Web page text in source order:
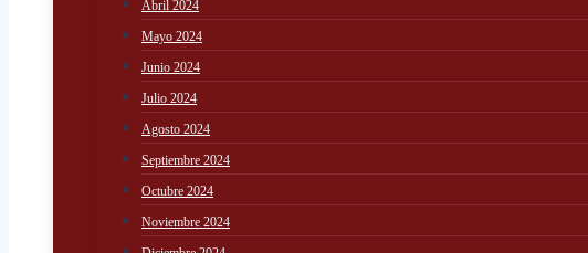
Abril 2024
Mayo 2024
Junio 2024
Julio 2024
Agosto 2024
Septiembre 2024
Octubre 2024
Noviembre 2024